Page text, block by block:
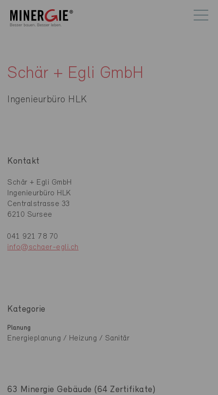
Schär + Egli GmbH
Ingenieurbüro HLK
Kontakt
Schär + Egli GmbH
Ingenieurbüro HLK
Centralstrasse 33
6210 Sursee
041 921 78 70
info@schaer-egli.ch
Kategorie
Planung
Energieplanung / Heizung / Sanitär
63 Minergie Gebäude (64 Zertifikate)